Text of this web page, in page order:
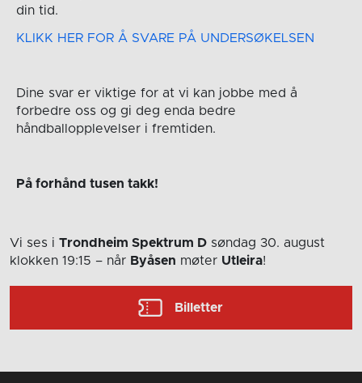
din tid.
KLIKK HER FOR Å SVARE PÅ UNDERSØKELSEN
Dine svar er viktige for at vi kan jobbe med å
forbedre oss og gi deg enda bedre
håndballopplevelser i fremtiden.
På forhånd tusen takk!
Vi ses i Trondheim Spektrum D søndag 30. august
klokken 19:15 – når Byåsen møter Utleira!
Billetter